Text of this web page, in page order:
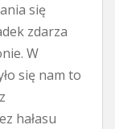
się
zdarza
W
się nam to
hałasu